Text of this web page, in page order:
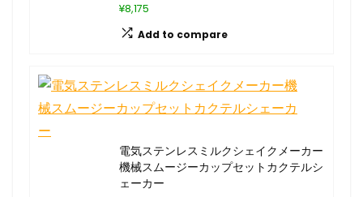
¥8,175
Add to compare
電気ステンレスミルクシェイクメーカー
機械スムージーカップセットカクテルシ
ェーカー